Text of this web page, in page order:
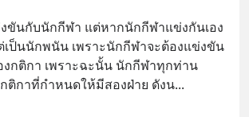
ขันกับนักกีฬา แต่หากนักกีฬาแข่งกันเอง
ป็นนักพนัน เพราะนักกีฬาจะต้องแข่งขัน
กติกา เพราะฉะนั้น นักกีฬาทุกท่าน
ติกาที่กำหนดให้มีสองฝ่าย ดังน...